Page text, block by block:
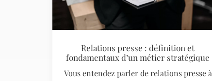
Relations presse : définition et
fondamentaux d’un métier stratégique
Vous entendez parler de relations presse à